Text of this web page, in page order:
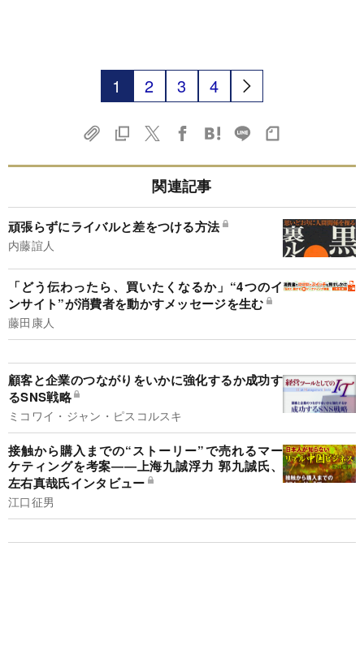
1 2 3 4
関連記事
頑張らずにライバルと差をつける方法
内藤誼人
「どう伝わったら、買いたくなるか」“4つのイ
ンサイト”が消費者を動かすメッセージを生む
藤田康人
顧客と企業のつながりをいかに強化するか成功す
るSNS戦略
ミコワイ・ジャン・ピスコルスキ
接触から購入までの“ストーリー”で売れるマー
ケティングを考案――上海九誠浮力 郭九誠氏、
左右真哉氏インタビュー
江口征男